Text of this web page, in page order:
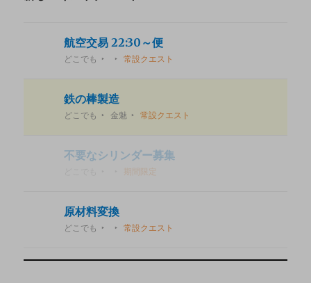
航空交易 22:30～便
どこでも 常設クエスト
鉄の棒製造
どこでも 金魅 常設クエスト
不要なシリンダー募集
期間限定
原材料変換
どこでも 常設クエスト